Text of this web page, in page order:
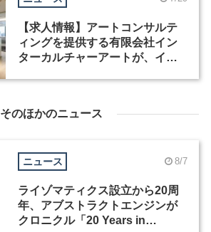
【求人情報】アートコンサルテ
ィングを提供する有限会社イン
ターカルチャーアートが、イン
そのほかのニュース
ニュース 8/7
ライゾマティクス設立から20周
年、アブストラクトエンジンが
クロニクル「20 Years in